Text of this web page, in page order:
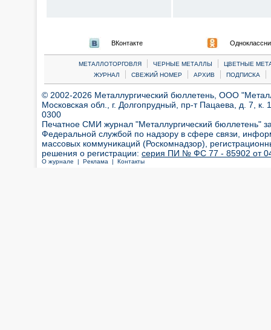
ВКонтакте
МЕТАЛЛОТОРГОВЛЯ | ЧЕРНЫЕ МЕТАЛЛЫ |
ЦВЕТНЫЕ
ЖУРНАЛ
| СВЕЖИЙ НОМЕР | АРХИВ | ПОДПИСКА |
© 2002-2026 Металлургический бюллетень, ООО
Московская обл., г. Долгопрудный, пр-т Пацаева, д. 7,
0300
Печатное СМИ журнал "Металлургический бюллетень"
Федеральной службой по надзору в сфере связи,
массовых коммуникаций (Роскомнадзор),
решения о регистрации: серия ПИ № ФС 77 - 85902 от 04
О журнале | Реклама | Контакты